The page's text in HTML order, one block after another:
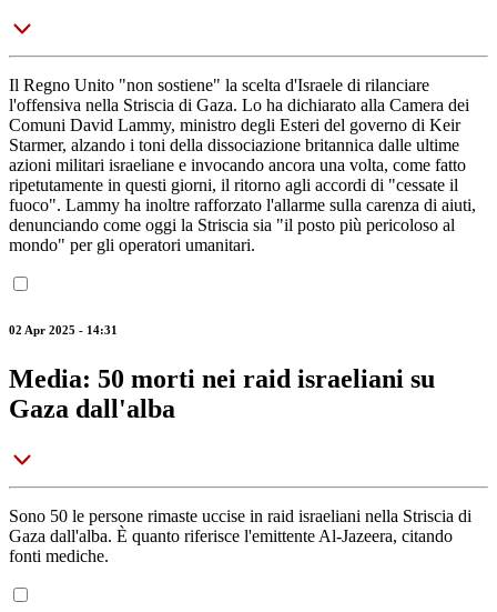
Il Regno Unito "non sostiene" la scelta d'Israele di rilanciare
l'offensiva nella Striscia di Gaza. Lo ha dichiarato alla Camera dei
Comuni David Lammy, ministro degli Esteri del governo di Keir
Starmer, alzando i toni della dissociazione britannica dalle ultime
azioni militari israeliane e invocando ancora una volta, come fatto
ripetutamente in questi giorni, il ritorno agli accordi di "cessate il
fuoco". Lammy ha inoltre rafforzato l'allarme sulla carenza di aiuti,
denunciando come oggi la Striscia sia "il posto più pericoloso al
mondo" per gli operatori umanitari.
02 Apr 2025 - 14:31
Media: 50 morti nei raid israeliani su
Gaza dall'alba
Sono 50 le persone rimaste uccise in raid israeliani nella Striscia di
Gaza dall'alba. È quanto riferisce l'emittente Al-Jazeera, citando
fonti mediche.